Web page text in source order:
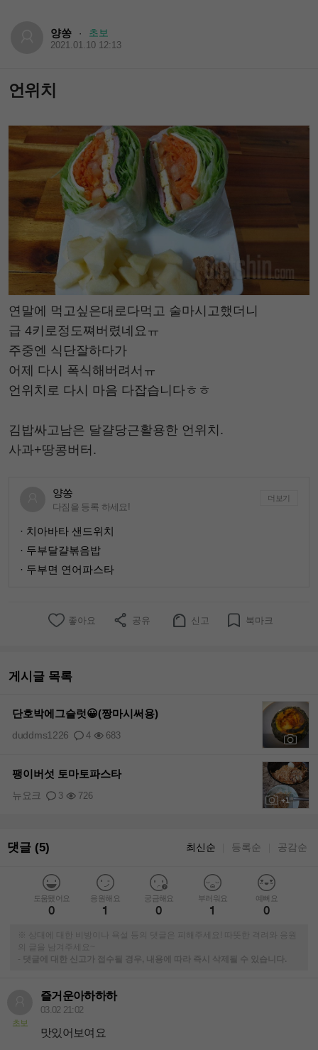
양쏭 · 초보
2021.01.10 12:13
언위치
연말에 먹고싶은대로다먹고 술마시고했더니
급 4키로정도쪄버렸네요ㅠ
주중엔 식단잘하다가
어제 다시 폭식해버려서ㅠ
언위치로 다시 마음 다잡습니다ㅎㅎ
김밥싸고남은 달걀당근활용한 언위치.
사과+땅콩버터.
양쏭
다짐을 등록 하세요!
더보기
· 치아바타 샌드위치
· 두부달걀볶음밥
· 두부면 연어파스타
좋아요 공유 신고 북마크
게시글 목록
단호박에그슬럿😀(짱마시써용)
4 683
duddms1226
+1
팽이버섯 토마토파스타
3 726
뉴요크
댓글 (5) 최신순 등록순 공감순
도움됐어요
0
응원해요
1
궁금해요
0
부러워요
1
예뻐요
0
※ 상대에 대한 비방이나 욕설 등의 댓글은 피해주세요! 따뜻한 격려와 응원
-
댓글에 대한 신고가 접수될 경우, 내용에 따라 즉시 삭제될 수 있습니다.
초보
즐거운아하하하
03.02 21:02
맛있어보여요